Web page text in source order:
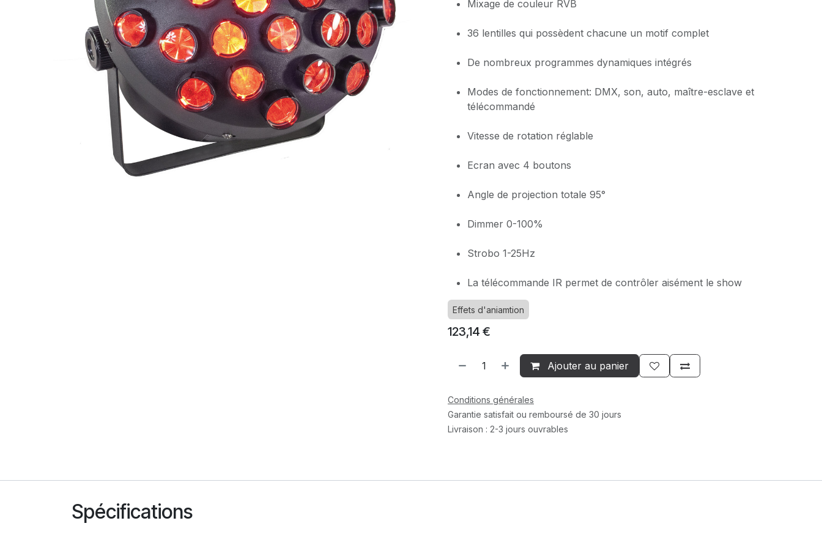
Mixage de couleur RVB
36 lentilles qui possèdent chacune un motif complet
De nombreux programmes dynamiques intégrés
Modes de fonctionnement: DMX, son, auto, maître-esclave et
télécommandé
Vitesse de rotation réglable
Ecran avec 4 boutons
Angle de projection totale 95°
Dimmer 0-100%
Strobo 1-25Hz
La télécommande IR permet de contrôler aisément le show
Effets d'aniamtion
123,14 €
Ajouter au panier
Conditions générales
Garantie satisfait ou remboursé de 30 jours
Livraison : 2-3 jours ouvrables
Spécifications